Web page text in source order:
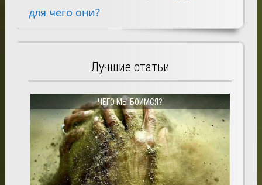
для чего они?
Лучшие статьи
ЧЕГО МЫ БОИМСЯ?